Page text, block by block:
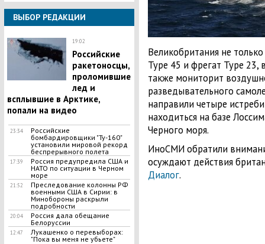
ВЫБОР РЕДАКЦИИ
19:02
Российские
ракетоносцы,
проломившие
лед и
всплывшие в Арктике,
попали на видео
23:34
Российские
бомбардировщики "Ту-160"
установили мировой рекорд
беспрерывного полета
17:39
Россия предупредила США и
НАТО по ситуации в Черном
море
21:52
Преследование колонны РФ
военными США в Сирии: в
Минобороны раскрыли
подробности
20:04
Россия дала обещание
Белоруссии
12:47
​Лукашенко о перевыборах:
"Пока вы меня не убьете"
Великобритания не
Type 45 и фрегат Type
также мониторит
разведывательного
направили четыре
находиться на базе
Черного моря.
ИноСМИ обратили
осуждают действия
Диалог.